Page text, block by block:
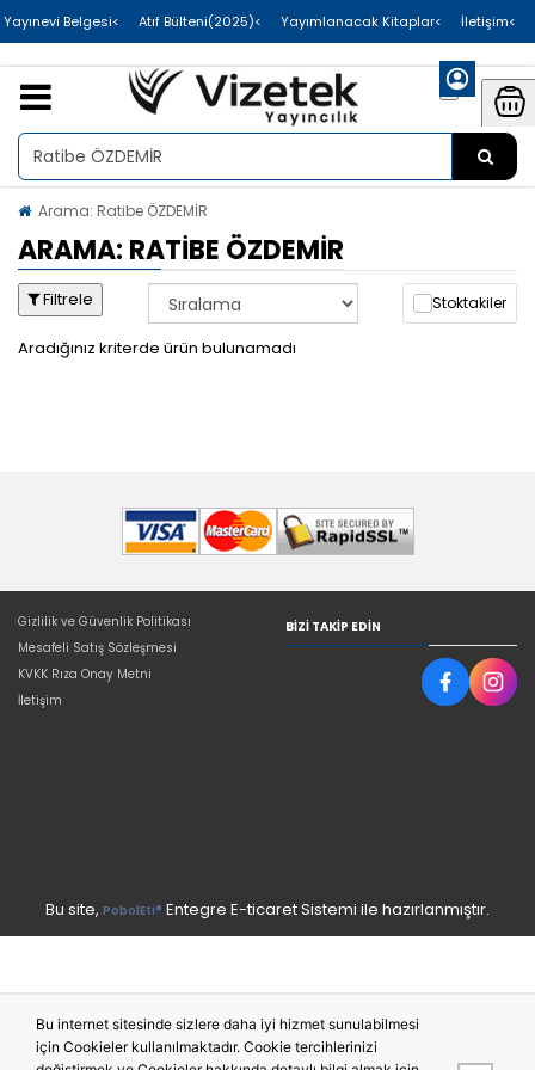
>İletişim
>Yayımlanacak Kitaplar
>Atıf Bülteni(2025)
>Uluslararası Yayınevi Belgesi
Arama: Ratibe ÖZDEMİR
ARAMA: RATIBE ÖZDEMİR
Filtrele Stoktakiler
Aradığınız kriterde ürün bulunamadı
Gizlilik ve Güvenlik Politikası
Mesafeli Satış Sözleşmesi
KVKK Rıza Onay Metni
İletişim
BIZI TAKIP EDIN
Bu site, PobolEti® Entegre E-ticaret Sistemi ile hazırlanmıştır.
Bu internet sitesinde sizlere daha iyi hizmet sunulabilmesi
için Cookieler kullanılmaktadır. Cookie tercihlerinizi